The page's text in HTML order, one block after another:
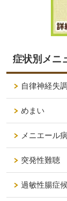
症状別メニ
自律神経失
めまい
メニエール病
突発性難聴
過敏性腸症